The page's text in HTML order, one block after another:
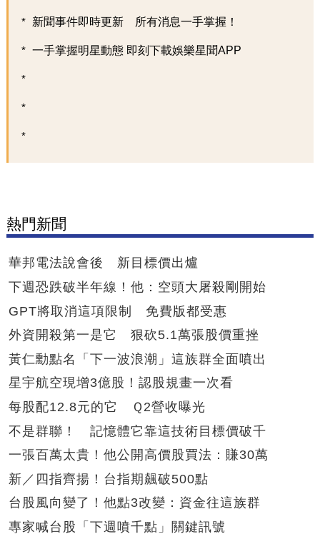
新聞事件即時更新 所有消息一手掌握！
一手掌握明星動態 即刻下載娛樂星聞APP
熱門新聞
華邦電法說會後 新目標價出爐
下週恐跌破半年線！他：空頭大屠殺剛開始
GPT將取消這項限制 免費版都受惠
外資開殺第一是它 狠砍5.1萬張股價重挫
黃仁勳點名「下一波浪潮」這族群全面噴出
星宇航空現增3億股！認股規畫一次看
每股配12.8元的它 Ｑ2營收曝光
不是群聯！ 記憶體它靠這技術目標價破千
一張百萬太貴！他公開高價股買法：賺30萬
新／四指齊揚！台指期飆破500點
台股風向變了！他點3改變：資金往這族群
專家喊台股「下週噴千點」關鍵訊號